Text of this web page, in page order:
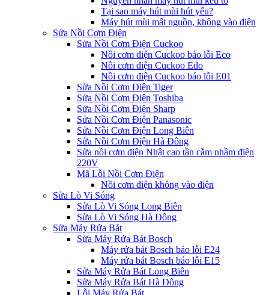
Tại sao máy hút mùi hút yếu?
Máy hút mùi mất nguồn, không vào điện
Sửa Nồi Cơm Điện
Sửa Nồi Cơm Điện Cuckoo
Nồi cơm điện Cuckoo báo lỗi Eco
Nồi cơm điện Cuckoo Edo
Nồi cơm điện Cuckoo báo lỗi E01
Sửa Nồi Cơm Điện Tiger
Sửa Nồi Cơm Điện Toshiba
Sửa Nồi Cơm Điện Sharp
Sửa Nồi Cơm Điện Panasonic
Sửa Nồi Cơm Điện Long Biên
Sửa Nồi Cơm Điện Hà Đông
Sửa nồi cơm điện Nhật cao tần cắm nhầm điện
220V
Mã Lỗi Nồi Cơm Điện
Nồi cơm điện không vào điện
Sửa Lò Vi Sóng
Sửa Lò Vi Sóng Long Biên
Sửa Lò Vi Sóng Hà Đông
Sửa Máy Rửa Bát
Sửa Máy Rửa Bát Bosch
Máy rửa bát Bosch báo lỗi E24
Máy rửa bát Bosch báo lỗi E15
Sửa Máy Rửa Bát Long Biên
Sửa Máy Rửa Bát Hà Đông
Lỗi Máy Rửa Bát